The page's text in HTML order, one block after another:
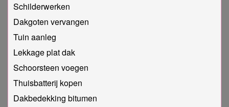
Schilderwerken
Dakgoten vervangen
Tuin aanleg
Lekkage plat dak
Schoorsteen voegen
Thuisbatterij kopen
Dakbedekking bitumen